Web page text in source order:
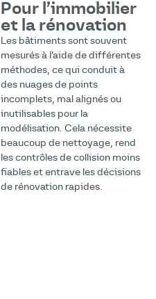
Pour l’immobilier
et la rénovation
Les bâtiments sont souvent
mesurés à l’aide de différentes
méthodes, ce qui conduit à
des nuages de points
incomplets, mal alignés ou
inutilisables pour la
modélisation. Cela nécessite
beaucoup de nettoyage, rend
les contrôles de collision moins
fiables et entrave les décisions
de rénovation rapides.